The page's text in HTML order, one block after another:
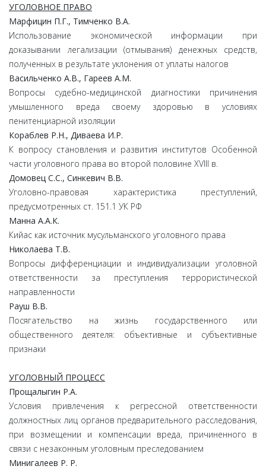
УГОЛОВНОЕ ПРАВО
Марфицин П.Г., Тимченко В.А.
Использование экономической информации при
доказывании легализации (отмывания) денежных средств,
полученных в результате уклонения от уплаты налогов
Васильченко А.В., Гареев А.М.
Вопросы судебно-медицинской диагностики причинения
умышленного вреда своему здоровью в условиях
пенитенциарной изоляции
Кораблев Р.Н., Диваева И.Р.
К вопросу становления и развития институтов Особенной
части уголовного права во второй половине XVIII в.
Домовец С.С., Синкевич В.В.
Уголовно-правовая характеристика преступлений,
предусмотренных ст. 151.1 УК РФ
Манна А.А.К.
Кийас как источник мусульманского уголовного права
Николаева Т.В.
Вопросы дифференциации и индивидуализации уголовной
ответственности за преступления террористической
направленности
Рауш В.В.
Посягательство на жизнь государственного или
общественного деятеля: объективные и субъективные
признаки
УГОЛОВНЫЙ ПРОЦЕСС
Прощалыгин Р.А.
Условия привлечения к регрессной ответственности
должностных лиц органов предварительного расследования,
при возмещении и компенсации вреда, причиненного в
связи с незаконным уголовным преследованием
Минигалеев Р. Р.